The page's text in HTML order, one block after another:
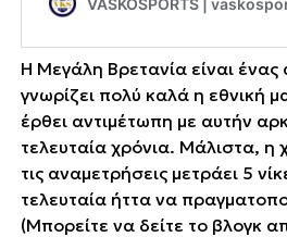
Η Μεγάλη Βρετανία είναι ένας
γνωρίζει πολύ καλά η εθνική
έρθει αντιμέτωπη με αυτήν
τελευταία χρόνια. Μάλιστα, η
τις αναμετρήσεις μετράει 5
τελευταία ήττα να
(Μπορείτε να δείτε το βλογκ